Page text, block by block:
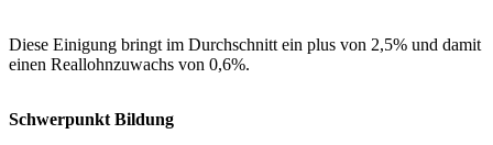
Diese Einigung bringt im Durchschnitt ein plus von 2,5% und damit
einen Reallohnzuwachs von 0,6%.
Schwerpunkt Bildung